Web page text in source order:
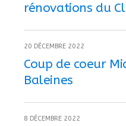
rénovations du
20 DÉCEMBRE 2022
Coup de coeur
Baleines
8 DÉCEMBRE 2022